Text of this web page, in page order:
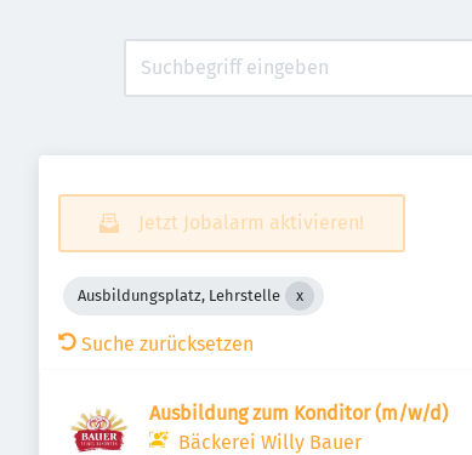
Jetzt Jobalarm aktivieren!
Ausbildungsplatz, Lehrstelle
Suche zurücksetzen
Ausbildung zum Konditor (m/w/d)
Bäckerei Willy Bauer